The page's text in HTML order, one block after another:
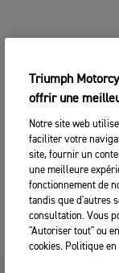
Triumph
offrir une
Notre site web
faciliter votre
site, fournir un
une meilleure
fonctionnement de
tandis que d'autres
consultation. Vous
"Autoriser tout" ou
cookies. Politique en